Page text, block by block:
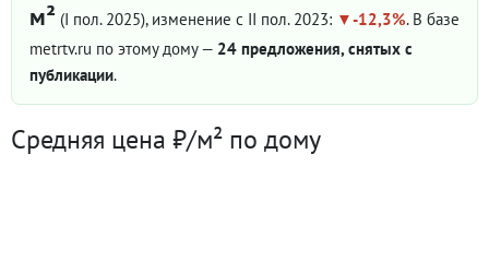
м² (I пол. 2025), изменение с II пол. 2023: -12,3%. В базе
metrtv.ru по этому дому — 24 предложения, снятых с
публикации.
Средняя цена ₽/м² по дому